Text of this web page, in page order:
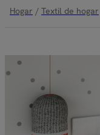
Hogar / Textil de hogar